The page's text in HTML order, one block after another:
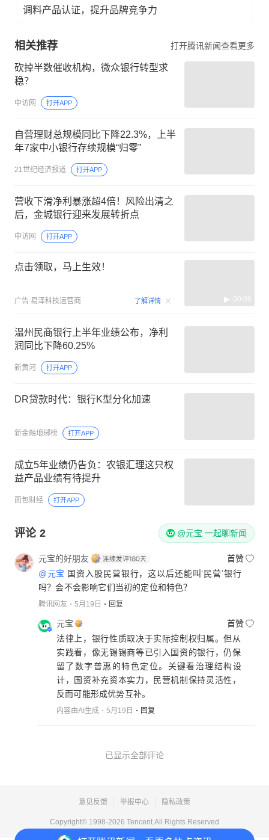
调料产品认证，提升品牌竞争力
相关推荐 打开腾讯新闻查看更多
砍掉半数催收机构，微众银行转型求
稳？
中访网 打开APP
自营理财总规模同比下降22.3%，上半
年7家中小银行存续规模“归零”
21世纪经济报道 打开APP
营收下滑净利暴涨超4倍！风险出清之
后，金城银行迎来发展转折点
中访网 打开APP
点击领取，马上生效！
广告 易泽科技运营商 了解详情 00:09
温州民商银行上半年业绩公布，净利
润同比下降60.25%
新黄河 打开APP
DR贷款时代：银行K型分化加速
新金融琅琊榜 打开APP
成立5年业绩仍告负：农银汇理这只权
益产品业绩有待提升
面包财经 打开APP
评论 2 @元宝 一起聊新闻
元宝的好朋友
首赞
@元宝 国资入股民营银行，这以后还能叫‘民营’银行
吗？会不会影响它们当初的定位和特色？
腾讯网友 5月19日 回复
元宝
首赞
法律上，银行性质取决于实际控制权归属。但从
实践看，像无锡锡商等已引入国资的银行，仍保
留了数字普惠的特色定位。关键看治理结构设
计，国资补充资本实力，民营机制保持灵活性，
反而可能形成优势互补。
内容由AI生成 5月19日 回复
已显示全部评论
意见反馈 举报中心 隐私政策
Copyright© 1998-2026 Tencent.All Rights Reserved